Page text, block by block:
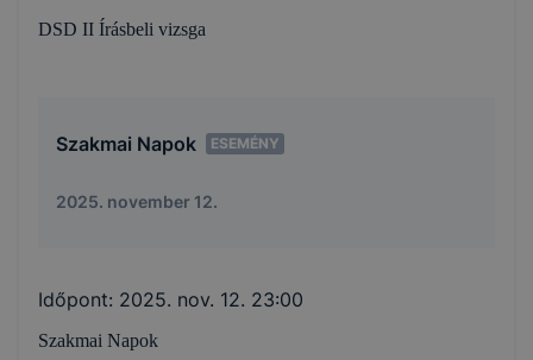
DSD II Írásbeli vizsga
Szakmai Napok ESEMÉNY
2025. november 12.
Időpont: 2025. nov. 12. 23:00
Szakmai Napok